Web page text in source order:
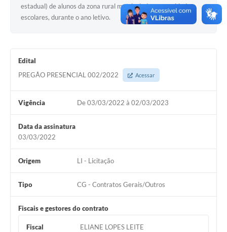
estadual) de alunos da zona rural matriculados nas unidades
escolares, durante o ano letivo.
Edital
PREGÃO PRESENCIAL 002/2022
Acessar
Vigência De 03/03/2022 à 02/03/2023
Data da assinatura
03/03/2022
Origem LI - Licitação
Tipo CG - Contratos Gerais/Outros
Fiscais e gestores do contrato
Fiscal ELIANE LOPES LEITE